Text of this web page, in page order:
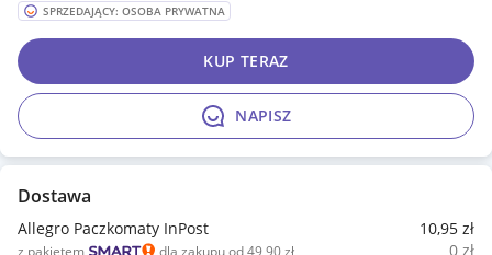
SPRZEDAJĄCY: OSOBA PRYWATNA
NAPISZ
KUP TERAZ
Dostawa
Allegro Paczkomaty InPost 10,95 zł
0 zł